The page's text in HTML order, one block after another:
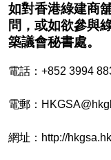
如對香港綠建商
問，或如欲參與
築議會秘書處。
電話：+852 3994
電郵：
網址： http://